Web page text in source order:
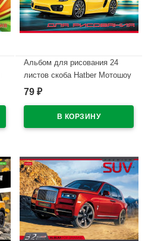
Альбом для рисования 24
листов скоба Hatber Мотошоу
обложка эконом арт 24А4В
79 ₽